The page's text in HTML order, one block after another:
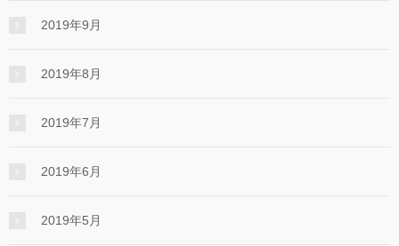
2019年9月
2019年8月
2019年7月
2019年6月
2019年5月